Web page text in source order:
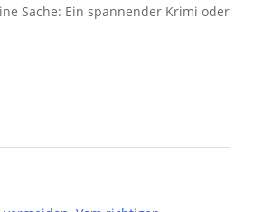
Sache: Ein spannender Krimi oder